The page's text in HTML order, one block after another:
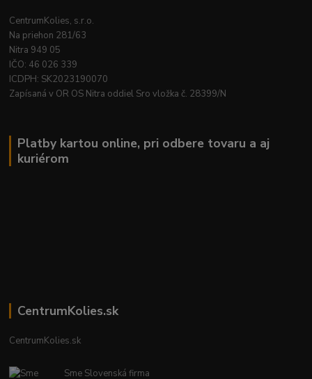
CentrumKolies, s.r.o.
Na priehon 281/63
Nitra 949 05
IČO: 46 026 339
ICDPH: SK2023190070
Zapísaná v OR OS Nitra oddiel Sro vložka č. 28399/N
Platby kartou online, pri odbere tovaru a aj
kuriérom
CentrumKolies.sk
CentrumKolies.sk
Sme Slovenská firma